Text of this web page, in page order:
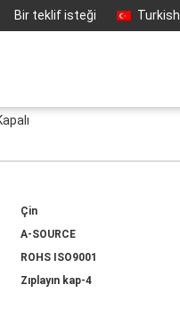
Bir teklif isteği Turkish
Çin
A-SOURCE
ROHS ISO9001
Zıplayın kap-4